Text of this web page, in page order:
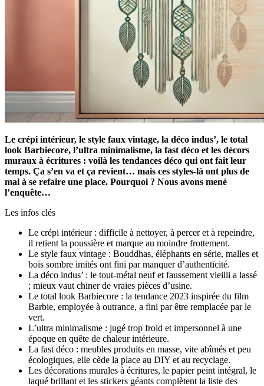
Le crépi intérieur, le style faux vintage, la déco indus’, le total
look Barbiecore, l’ultra minimalisme, la fast déco et les décors
muraux à écritures : voilà les tendances déco qui ont fait leur
temps. Ça s’en va et ça revient… mais ces styles-là ont plus de
mal à se refaire une place. Pourquoi ? Nous avons mené
l’enquête…
Les infos clés
Le crépi intérieur : difficile à nettoyer, à percer et à repeindre,
il retient la poussière et marque au moindre frottement.
Le style faux vintage : Bouddhas, éléphants en série, malles et
bois sombre imités ont fini par manquer d’authenticité.
La déco indus’ : le tout-métal neuf et faussement vieilli a lassé
; mieux vaut chiner de vraies pièces d’usine.
Le total look Barbiecore : la tendance 2023 inspirée du film
Barbie, employée à outrance, a fini par être remplacée par le
vert.
L’ultra minimalisme : jugé trop froid et impersonnel à une
époque en quête de chaleur intérieure.
La fast déco : meubles produits en masse, vite abîmés et peu
écologiques, elle cède la place au DIY et au recyclage.
Les décorations murales à écritures, le papier peint intégral, le
laqué brillant et les stickers géants complètent la liste des